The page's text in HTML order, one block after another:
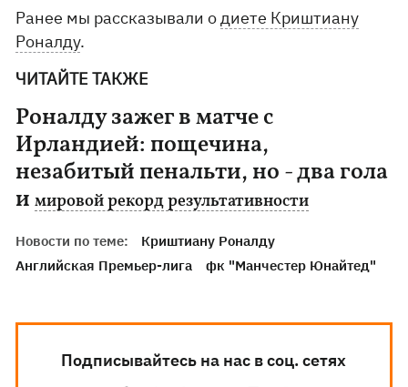
Ранее мы рассказывали одиете Криштиану
Роналду.
ЧИТАЙТЕ ТАКЖЕ
Роналду зажег в матче с
Ирландией: пощечина,
незабитый пенальти, но - два гола
имировой рекорд результативности
Новости по теме:
Криштиану Роналду
Английская Премьер-лига
фк "Манчестер Юнайтед"
Подписывайтесь на нас в соц. сетях